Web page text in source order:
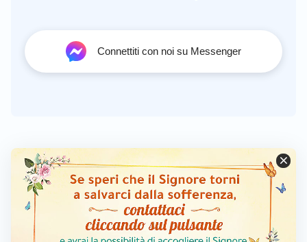
“Molte cose ho ancora da dirvi; ma non sono per
(Giovanni 16:12-13)
“Chi crede nel Figliuolo ha vita eterna; ma chi rifiuta
di credere al Figliuolo non vedrà la vita, ma l’ira di
Dio resta sopra lui”(Giovanni 3:36).
Connettiti con noi su Messenger